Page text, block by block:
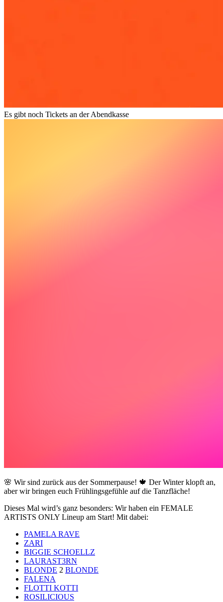
Es gibt noch Tickets an der Abendkasse
🌸 Wir sind zurück aus der Sommerpause! 🍁 Der Winter klopft an,
aber wir bringen euch Frühlingsgefühle auf die Tanzfläche!
Dieses Mal wird’s ganz besonders: Wir haben ein FEMALE
ARTISTS ONLY Lineup am Start! Mit dabei:
PAMELA RAVE
ZARI
BIGGIE SCHOELLZ
LAURAST3RN
BLONDE 2 BLONDE
FALENA
FLOTTI KOTTI
ROSILICIOUS